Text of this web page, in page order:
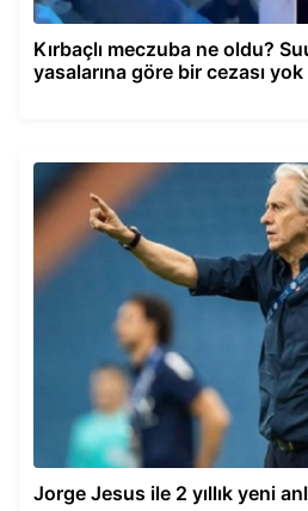
Kırbaçlı meczuba ne oldu?
yasalarına göre bir cezası yok
Jorge Jesus ile 2 yıllık yeni